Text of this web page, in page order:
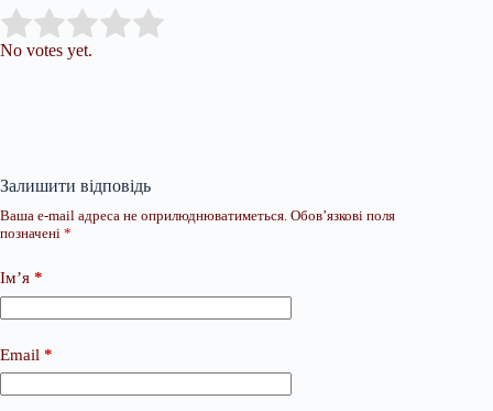
Rate this item:
No votes yet.
Залишити відповідь
Ваша e-mail адреса не оприлюднюватиметься. Обов’язкові поля
позначені *
Ім’я *
Email *